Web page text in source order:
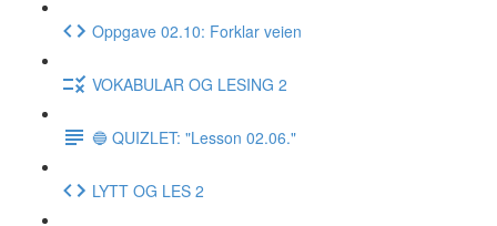
Oppgave 02.10: Forklar veien
VOKABULAR OG LESING 2
🔵 QUIZLET: "Lesson 02.06."
LYTT OG LES 2